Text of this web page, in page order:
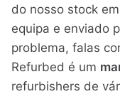
do nosso stock
equipa e enviado
problema, falas
Refurbed é um
refurbishers de